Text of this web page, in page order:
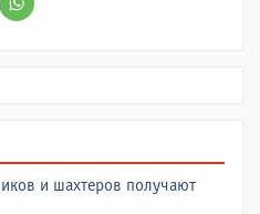
и шахтеров получают